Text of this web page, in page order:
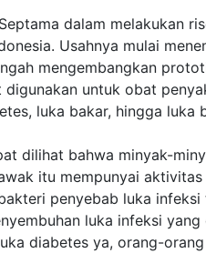
dalam melakukan
Usahnya mulai
mengembangkan
untuk obat
luka bakar, hingga luka
dilihat bahwa minyak-
itu mempunyai aktivitas
penyebab luka
luka infeksi
diabetes ya, orang-